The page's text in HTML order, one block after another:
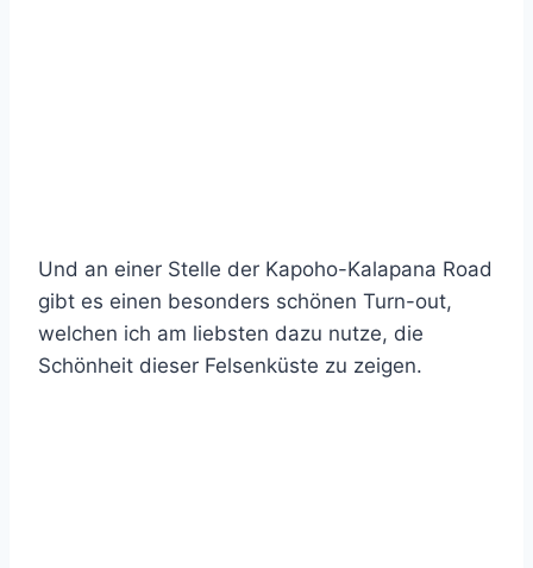
Und an einer Stelle der Kapoho-Kalapana Road
gibt es einen besonders schönen Turn-out,
welchen ich am liebsten dazu nutze, die
Schönheit dieser Felsenküste zu zeigen.